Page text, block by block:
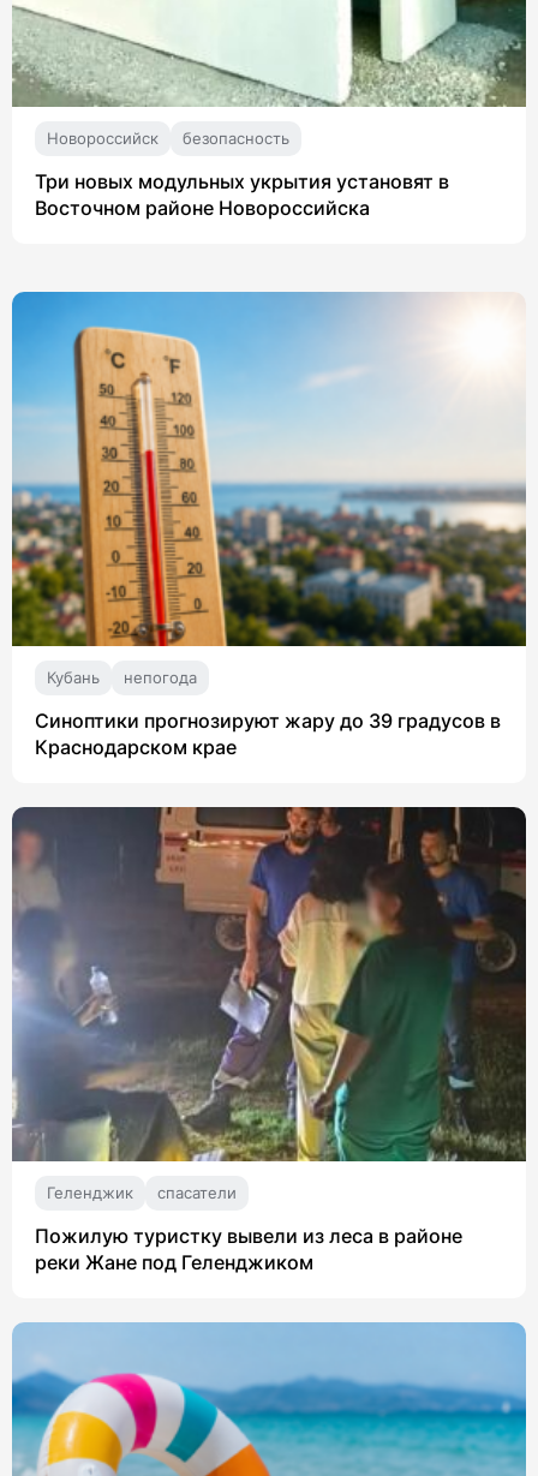
Новороссийск безопасность
Три новых модульных укрытия установят в
Восточном районе Новороссийска
Кубань непогода
Синоптики прогнозируют жару до 39 градусов в
Краснодарском крае
Геленджик спасатели
Пожилую туристку вывели из леса в районе
реки Жане под Геленджиком